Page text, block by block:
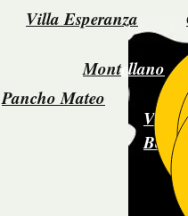
Villa
Montellano
Villa Esperanza
Pancho Mateo